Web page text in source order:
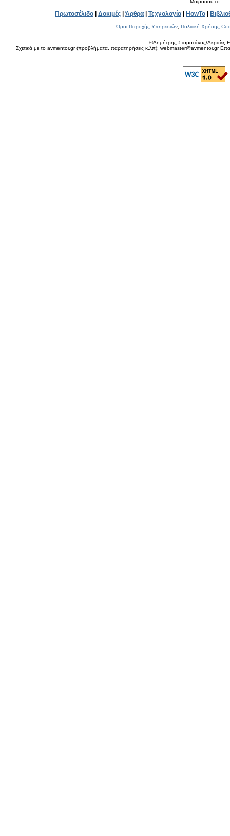
Μοιράσου το:
Πρωτοσέλιδο | Δοκιμές | Άρθρα | Τεχνολογία | HowTo |
Όροι Παροχής Υπηρεσιών Πολιτική Χρήσης
©Δημήτρης Σταματάκος/Ακραίες
Σχετικά με το avmentor.gr (προβλήματα, παρατηρήσεις κ.λπ): webmaster@avmentor.gr